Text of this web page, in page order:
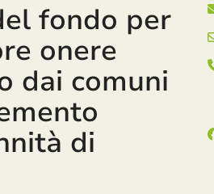
fondo per
onere
dai comuni
di